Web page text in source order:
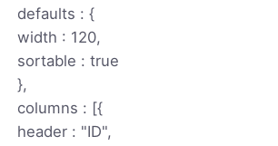
defaults : {
width : 120,
sortable : true
},
columns : [{
header : "ID",